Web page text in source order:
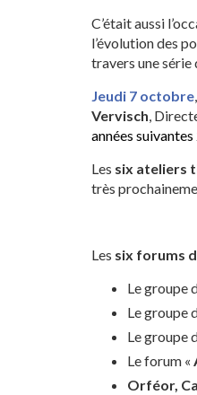
C’était aussi
l’évolution des
travers une série
Jeudi 7 octobre
Vervisch,
années
Les six ateliers
très
Les six forums
Le groupe
Le groupe
Le groupe
Le forum «
Orféor,